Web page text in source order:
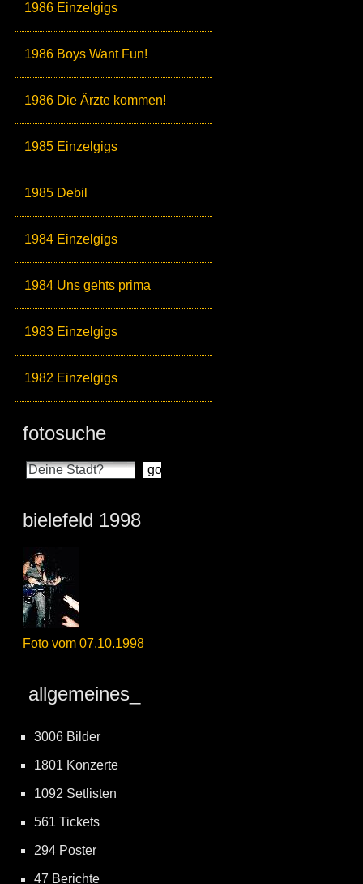
1986 Einzelgigs
1986 Boys Want Fun!
1986 Die Ärzte kommen!
1985 Einzelgigs
1985 Debil
1984 Einzelgigs
1984 Uns gehts prima
1983 Einzelgigs
1982 Einzelgigs
fotosuche
bielefeld 1998
Foto vom 07.10.1998
allgemeines_
3006 Bilder
1801 Konzerte
1092 Setlisten
561 Tickets
294 Poster
47 Berichte